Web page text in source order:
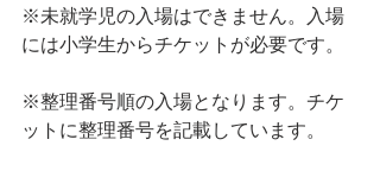
※未就学児の入場はできません。入場
には小学生からチケットが必要です。
※整理番号順の入場となります。チケ
ットに整理番号を記載しています。